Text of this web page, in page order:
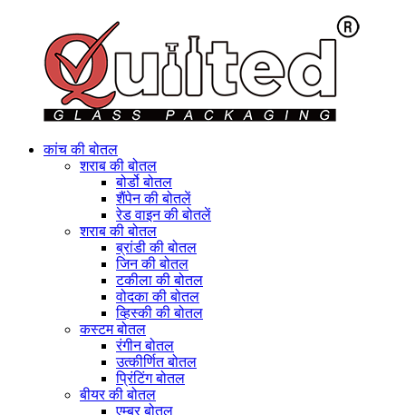
कांच की बोतल
शराब की बोतल
बोर्डो बोतल
शैंपेन की बोतलें
रेड वाइन की बोतलें
शराब की बोतल
ब्रांडी की बोतल
जिन की बोतल
टकीला की बोतल
वोदका की बोतल
व्हिस्की की बोतल
कस्टम बोतल
रंगीन बोतल
उत्कीर्णित बोतल
प्रिंटिंग बोतल
बीयर की बोतल
एम्बर बोतल